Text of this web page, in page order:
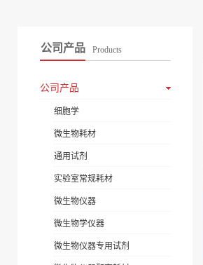
公司产品 Products
公司产品
细胞学
微生物耗材
通用试剂
实验室常规耗材
微生物仪器
微生物学仪器
微生物仪器专用试剂